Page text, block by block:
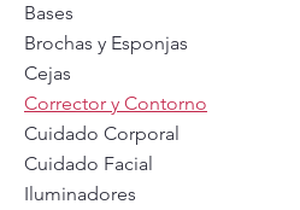
Bases
Brochas y Esponjas
Cejas
Corrector y Contorno
Cuidado Corporal
Cuidado Facial
Iluminadores